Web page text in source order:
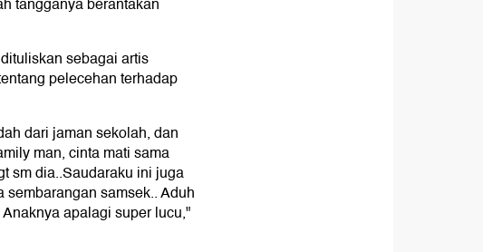
sebagai artis
pelecehan terhadap
dari jaman sekolah, dan
man, cinta mati sama
sm dia..Saudaraku ini juga
samsek.. Aduh
apalagi super lucu,"